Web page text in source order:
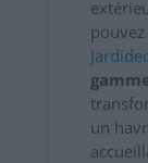
un